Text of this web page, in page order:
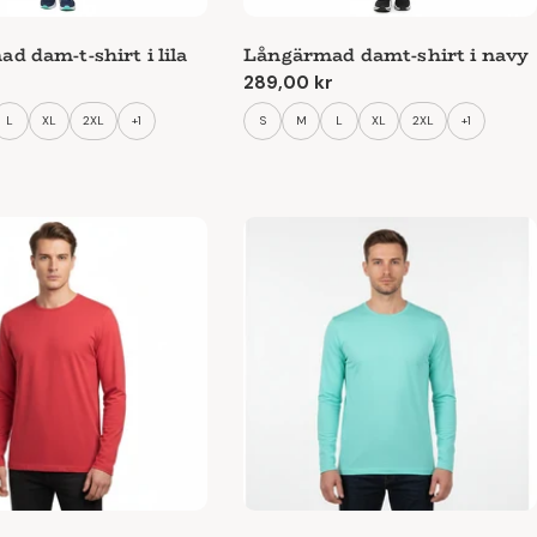
dam-t-shirt i lila
L XL 2XL +1
Långärmad damt-shirt i navy
Ordinarie
pris
289,00 kr
S M L XL 2XL +1